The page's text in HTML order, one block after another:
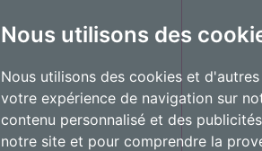
Nous utilisons des
Nous utilisons des cookies et
votre expérience de navigation sur
contenu personnalisé et des
notre site et pour comprendre la